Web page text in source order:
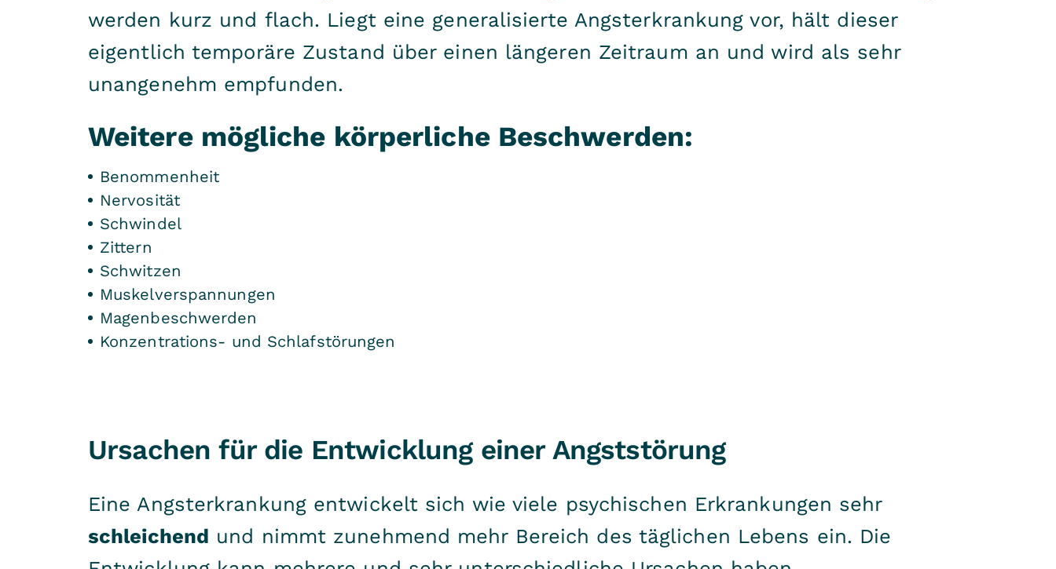
werden kurz und flach. Liegt eine generalisierte Angsterkrankung vor, hält dieser
eigentlich temporäre Zustand über einen längeren Zeitraum an und wird als sehr
unangenehm empfunden.
Weitere mögliche körperliche Beschwerden:
Benommenheit
Nervosität
Schwindel
Zittern
Schwitzen
Muskelverspannungen
Magenbeschwerden
Konzentrations- und Schlafstörungen
Ursachen für die Entwicklung einer Angststörung
Eine Angsterkrankung entwickelt sich wie viele psychischen Erkrankungen sehr
schleichend und nimmt zunehmend mehr Bereich des täglichen Lebens ein. Die